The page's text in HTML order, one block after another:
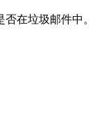
在垃圾邮件中。